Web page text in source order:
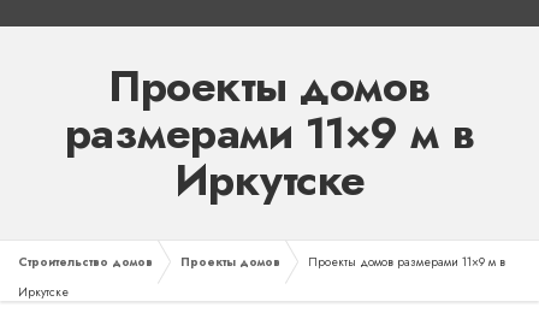
Проекты домов
размерами 11×9 м в
Иркутске
Строительство домов Проекты домов
Проекты домов размерами 11×9 м в
Иркутске